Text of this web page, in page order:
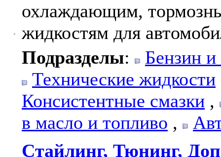
охлаждающим,
жидкостям для
Подразделы:
Бензин
Технические жидкости
Консистентные смазки ,
в масло и топливо ,
Стайлинг, Тюнинг,